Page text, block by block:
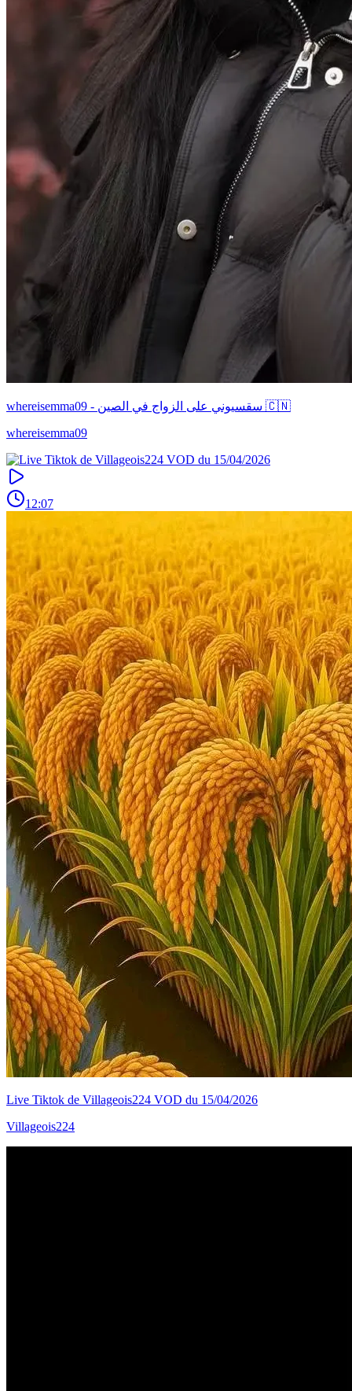
whereisemma09 - سقسيوني على الزواج في الصين 🇨🇳
whereisemma09
12:07
Live Tiktok de Villageois224 VOD du 15/04/2026
Villageois224